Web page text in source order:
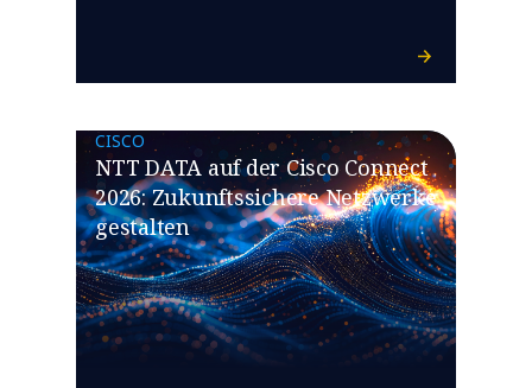
CISCO
NTT DATA auf der Cisco Connect
2026: Zukunftssichere Netzwerke
gestalten